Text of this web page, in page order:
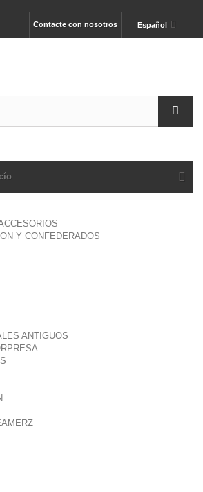
Español
Contacte con nosotros
Y CONFEDERADOS
ANTIGUOS